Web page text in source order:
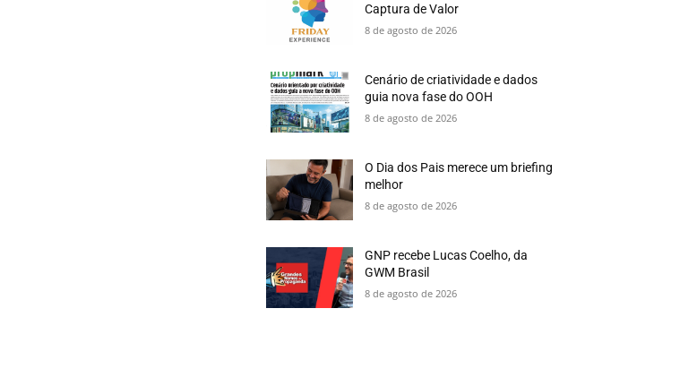
Captura de Valor
8 de agosto de 2026
Cenário de criatividade e dados
guia nova fase do OOH
8 de agosto de 2026
O Dia dos Pais merece um briefing
melhor
8 de agosto de 2026
GNP recebe Lucas Coelho, da
GWM Brasil
8 de agosto de 2026